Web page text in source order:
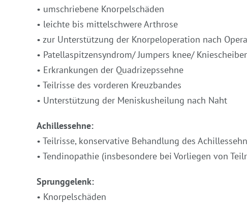
• umschriebene Knorpelschäden
• leichte bis mittelschwere Arthrose
• zur Unterstützung der Knorpeloperation nach
• Patellaspitzensyndrom/ Jumpers knee/
• Erkrankungen der Quadrizepssehne
• Teilrisse des vorderen Kreuzbandes
• Unterstützung der Meniskusheilung nach Naht
Achillessehne:
• Teilrisse, konservative Behandlung des
• Tendinopathie (insbesondere bei Vorliegen von
Sprunggelenk:
• Knorpelschäden